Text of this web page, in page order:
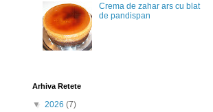
Crema de zahar ars cu blat
de pandispan
Arhiva Retete
▼ 2026 (7)